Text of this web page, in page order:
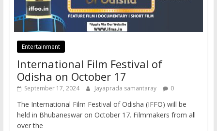
Entertainment
International Film Festival of
Odisha on October 17
September 17, 2024 Jayaprada samantaray 0
The International Film Festival of Odisha (IFFO) will be
held in Bhubaneswar on October 17. Filmmakers from all
over the